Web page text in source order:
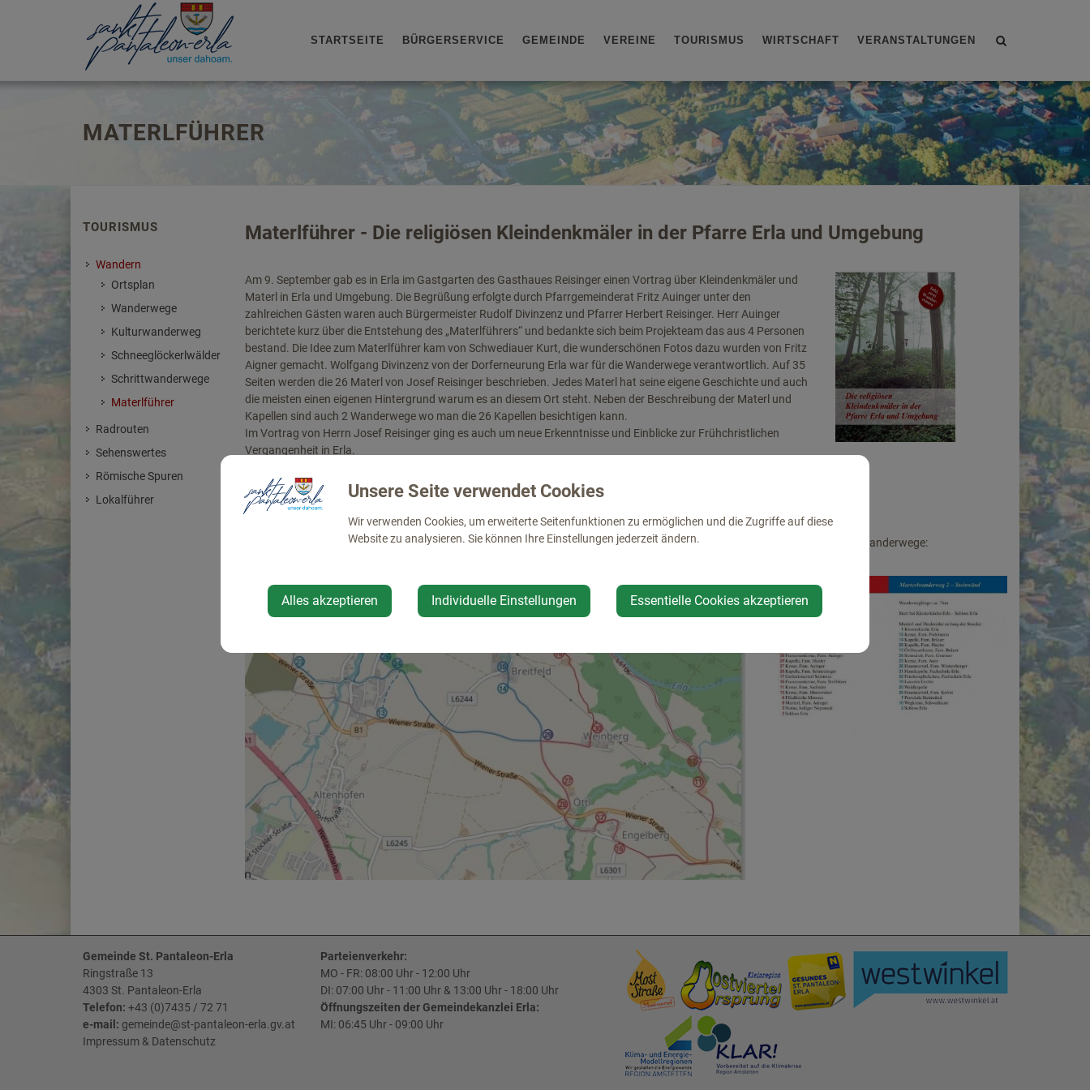
Site
STARTSEITE BÜRGERSERVICE GEMEINDE VEREINE TOURISMUS WIRTSCHAFT VERANSTALTUNGEN
MATERLFÜHRER
Materlführer - Die religiösen Kleindenkmäler in der Pfarre Erla und Umgebung
Am 9. September gab es in Erla im Gastgarten des Gasthaues Reisinger einen Vortrag über Kleindenkmäler und
Materl in Erla und Umgebung. Die Begrüßung erfolgte durch Pfarrgemeinderat Fritz Auinger unter den
zahlreichen Gästen waren auch Bürgermeister Rudolf Divinzenz und Pfarrer Herbert Reisinger. Herr Auinger
berichtete kurz über die Entstehung des „Materlführers“ und bedankte sich beim Projekteam das aus 4 Personen
bestand. Die Idee zum Materlführer kam von Schwediauer Kurt, die wunderschönen Fotos dazu wurden von Fritz
Aigner gemacht. Wolfgang Divinzenz von der Dorferneurung Erla war für die Wanderwege verantwortlich. Auf 35
Seiten werden die 26 Materl von Josef Reisinger beschrieben. Jedes Materl hat seine eigene Geschichte und auch
die meisten einen eigenen Hintergrund warum es an diesem Ort steht. Neben der Beschreibung der Materl und
Kapellen sind auch 2 Wanderwege wo man die 26 Kapellen besichtigen kann.
Im Vortrag von Herrn Josef Reisinger ging es auch um neue Erkenntnisse und Einblicke zur Frühchristlichen
Vergangenheit in Erla.
Kirchenrenovierung verwendet.
Verkaufsstellen sind: Bäckerei Stockinger, Gasthaus Reisinger und Gemeindeamt St. Pantaleon.
Beschreibung der Wanderwege:
TOURISMUS
Wandern
Ortsplan
Wanderwege
Kulturwanderweg
Schneeglöckerlwälder
Schrittwanderwege
Materlführer
Radrouten
Sehenswertes
Römische Spuren
Lokalführer
Gemeinde St. Pantaleon-Erla
Ringstraße 13
4303 St. Pantaleon-Erla
Telefon: +43 (0)7435 / 72 71
e-mail: gemeinde@st-pantaleon-erla.gv.at
Impressum & Datenschutz
Parteienverkehr:
MO - FR: 08:00 Uhr - 12:00 Uhr
DI: 07:00 Uhr - 11:00 Uhr & 13:00 Uhr - 18:00 Uhr
Öffnungszeiten der Gemeindekanzlei Erla:
MI: 06:45 Uhr - 09:00 Uhr
Unsere Seite verwendet Cookies
Wir verwenden Cookies, um erweiterte Seitenfunktionen zu ermöglichen und die Zugriffe auf diese
Website zu analysieren. Sie können Ihre Einstellungen jederzeit ändern.
Alles akzeptieren Individuelle Einstellungen Essentielle Cookies akzeptieren